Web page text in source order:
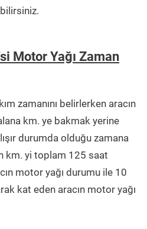
Motor Yağı Zaman
zamanını belirlerken aracın
km. ye bakmak yerine
durumda olduğu zamana
km. yi toplam 125 saat
motor yağı durumu ile 10
kat eden aracın motor yağı